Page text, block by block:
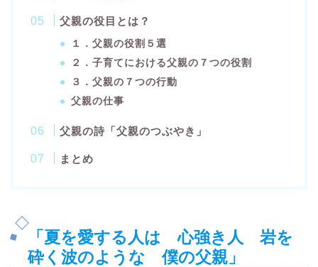
父親の役目とは？
１．父親の役割５選
２．子育てにおける父親の７つの役割
３．父親の７つの行動
父親の仕事
父親の詩「父親のつぶやき」
まとめ
「夏を愛する人は 心強き人 岩を
砕く波のような 僕の父親」